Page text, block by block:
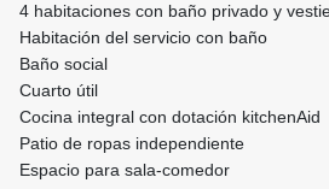
4 habitaciones con baño privado y
Habitación del servicio con baño
Baño social
Cuarto útil
Cocina integral con dotación kitchenAid
Patio de ropas independiente
Espacio para sala-comedor